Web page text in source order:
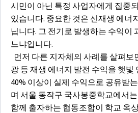
시민이 아닌 특정 사업자에게 집중
있습니다. 중요한 것은 신재생 에너
닙니다. 그 전기로 발생하는 수익이
느냐입니다.
먼저 다른 지자체의 사례를 살펴보
광 등 재생 에너지 발전 수익을 햇빛
40% 이상이 실제 수익으로 공유받
며 서울 동작구 국사봉중학교에서
함께 출자하는 협동조합이 학교 옥